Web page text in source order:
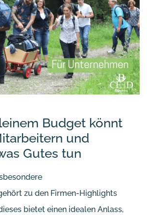
Budget könnt
und
Gutes tun
zu den Firmen-Highlights
bietet einen idealen Anlass,